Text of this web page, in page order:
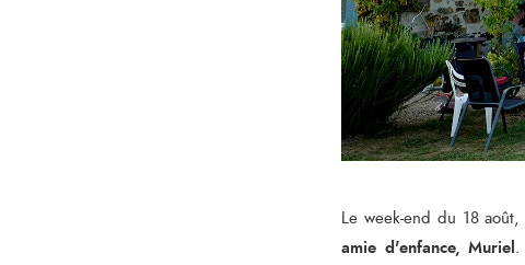
Le week-end du 18
amie d'enfance, Muriel.